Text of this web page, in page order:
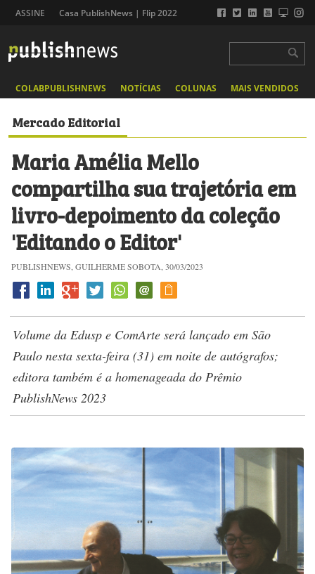
ASSINE Casa PublishNews | Flip 2022
COLABPUBLISHNEWS NOTÍCIAS COLUNAS MAIS VENDIDOS
Mercado Editorial
Maria Amélia Mello
compartilha sua trajetória em
livro-depoimento da coleção
'Editando o Editor'
PUBLISHNEWS, GUILHERME SOBOTA, 30/03/2023
Volume da Edusp e ComArte será lançado em São
Paulo nesta sexta-feira (31) em noite de autógrafos;
editora também é a homenageada do Prêmio
PublishNews 2023